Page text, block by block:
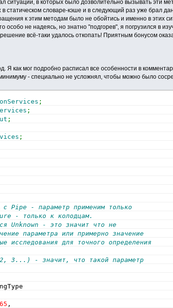
ситуации, в которых было дозволительно вызывать эти
статическом словаре-кэше и в следующий раз уже брал
к этим методам было не обойтись и именно в этих
особо не надеясь, но знатно "подгорев", я погрузился в
всё-таки удалось откопать! Приятным бонусом
Я как мог подробно расписал все особенности в
- специально не усложнял, чтобы можно было
;
;
;
;
Pipe - параметр применим только
- только к колодцам.
Unknown - это значит что не
параметра или примерно значение
исследования для точного определения
3...) - значит, что такой параметр
,